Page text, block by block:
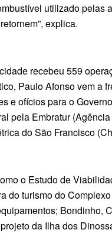
utilizado pelas
explica.
recebeu 559
Paulo Afonso vem a
e ofícios para o
pela Embratur
do São Francisco
o Estudo de
do turismo do
Bondinho,
da Ilha dos